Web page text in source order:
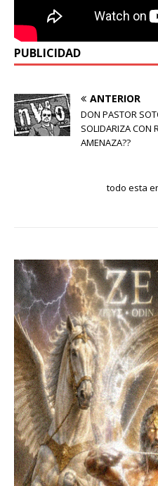
PUBLICIDAD
ANTERIOR
DON PASTOR
SOLIDARIZA CON
AMENAZA??
todo esta